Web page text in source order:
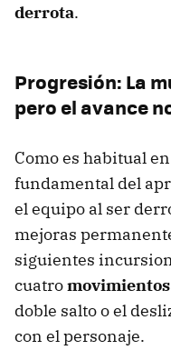
derrota.
Progresión: La
pero el avance
Como es habitual
fundamental del
el equipo al ser
mejoras
siguientes
cuatro
doble salto o el
con el personaje.